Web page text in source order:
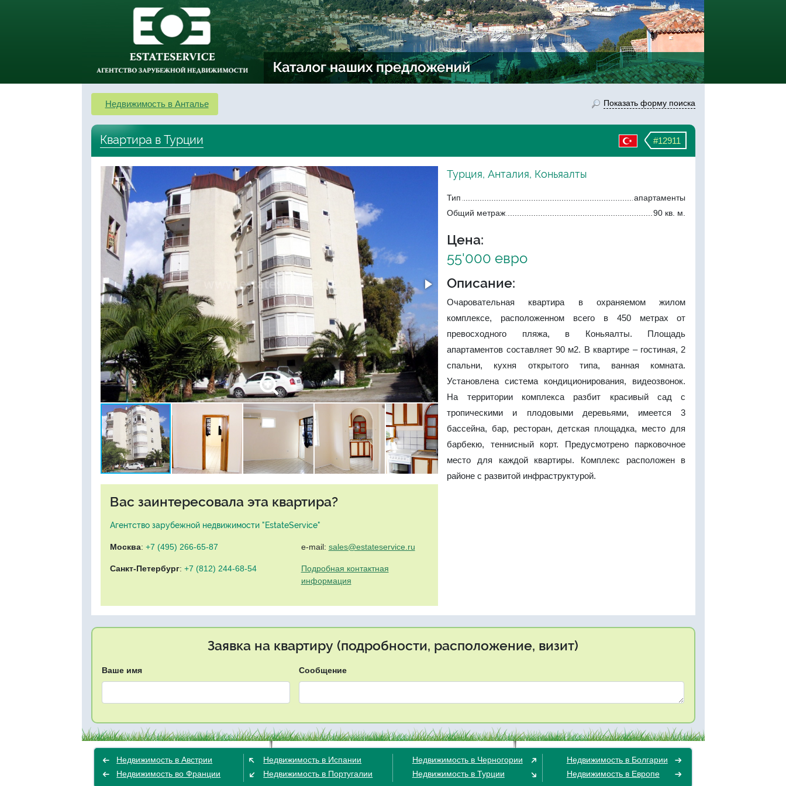
Недвижимость в Анталье Показать форму поиска
#12911
Квартира в Турции
Вас заинтересовала эта квартира?
Агентство зарубежной недвижимости "EstateService"
Москва: +7 (495) 266-65-87
Санкт-Петербург: +7 (812) 244-68-54
e-mail: sales@estateservice.ru
Подробная контактная
информация
Турция, Анталия, Коньяалты
Тип
апартаменты
Общий метраж
90 кв. м.
Цена:
55'000 евро
Описание:
Очаровательная квартира в охраняемом жилом
комплексе, расположенном всего в 450 метрах от
превосходного пляжа, в Коньяалты. Площадь
апартаментов составляет 90 м2. В квартире – гостиная, 2
спальни, кухня открытого типа, ванная комната.
Установлена система кондиционирования, видеозвонок.
На территории комплекса разбит красивый сад с
тропическими и плодовыми деревьями, имеется 3
бассейна, бар, ресторан, детская площадка, место для
барбекю, теннисный корт. Предусмотрено парковочное
место для каждой квартиры. Комплекс расположен в
районе с развитой инфраструктурой.
Заявка на квартиру (подробности, расположение, визит)
Ваше имя Сообщение
Недвижимость в Австрии
Недвижимость во Франции
Недвижимость в Испании
Недвижимость в Португалии
Недвижимость в Черногории
Недвижимость в Турции
Недвижимость в Болгарии
Недвижимость в Европе